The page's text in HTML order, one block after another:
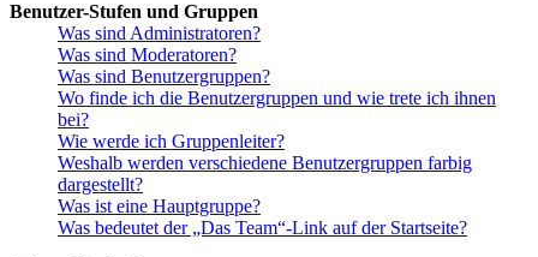
Benutzer-Stufen und Gruppen
Was sind Administratoren?
Was sind Moderatoren?
Was sind Benutzergruppen?
Wo finde ich die Benutzergruppen und wie trete ich ihnen
bei?
Wie werde ich Gruppenleiter?
Weshalb werden verschiedene Benutzergruppen farbig
dargestellt?
Was ist eine Hauptgruppe?
Was bedeutet der „Das Team“-Link auf der Startseite?